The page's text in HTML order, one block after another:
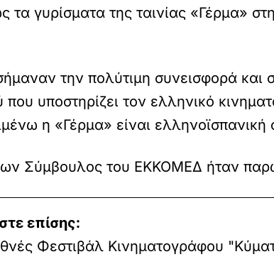
γυρίσματα της ταινίας «Γέρμα»
την πολύτιμη συνεισφορά και
υποστηρίζει τον ελληνικό
η «Γέρμα» είναι
Σύμβουλος του ΕΚΚΟΜΕΔ ήταν
επίσης:
Φεστιβάλ Κινηματογράφου